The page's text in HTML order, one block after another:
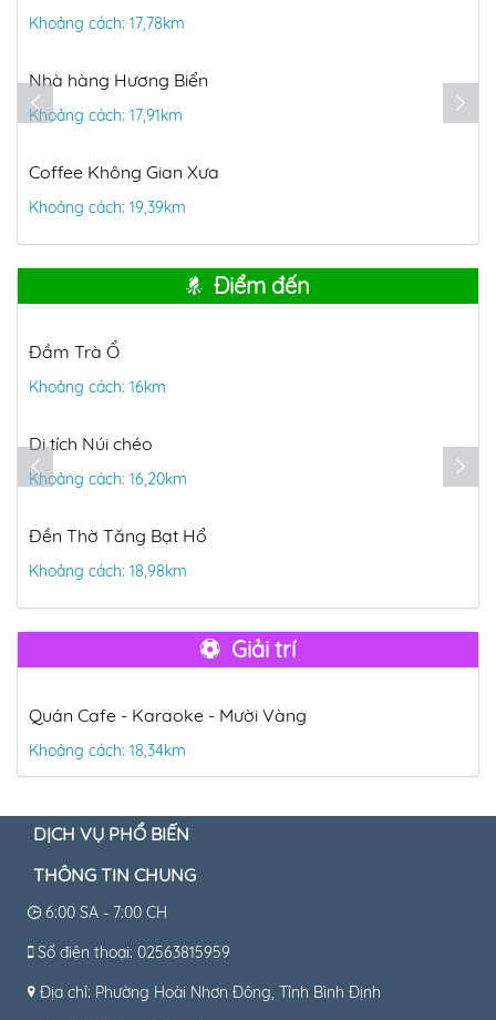
Khoảng cách: 17,78km
Nhà hàng Hương Biển
Khoảng cách: 17,91km
Coffee Không Gian Xưa
Khoảng cách: 19,39km
Điểm đến
Đầm Trà Ổ
Khoảng cách: 16km
Di tích Núi chéo
Khoảng cách: 16,20km
Đền Thờ Tăng Bạt Hổ
Khoảng cách: 18,98km
Giải trí
Quán Cafe - Karaoke - Mười Vàng
Khoảng cách: 18,34km
DỊCH VỤ PHỔ BIẾN
THÔNG TIN CHUNG
6:00 SA - 7:00 CH
Số điện thoại: 02563815959
Địa chỉ: Phường Hoài Nhơn Đông, Tỉnh Bình Định